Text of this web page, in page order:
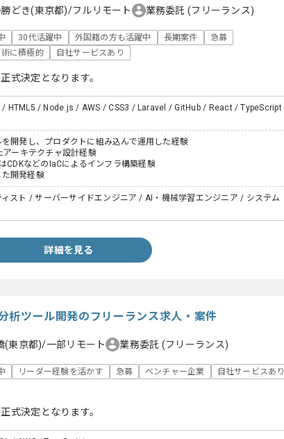
勝どき(東京都)/フルリモート 業務委託(フリーランス)
30代活躍中 外国籍の方も活躍中 長期案件
急募
に積極的 自社サービスあり
式決定となります。
HTML5 / Node.js / AWS / CSS3 / Laravel / GitHub / React / TypeScript
を開発し、プロダクトに組み込んで運用した経験
アーキテクチャ設計経験
CDKなどのIaCによるインフラ構築経験
た開発経験
スト / サーバーサイドエンジニア / AI・機械学習エンジニア / システム
詳細を見る
析ツール開発のフリーランス求人・案件
(東京都)/一部リモート 業務委託 (フリーランス)
リーダー経験を活かす 急募 ベンチャー企業
自社サービスあり
式決定となります。